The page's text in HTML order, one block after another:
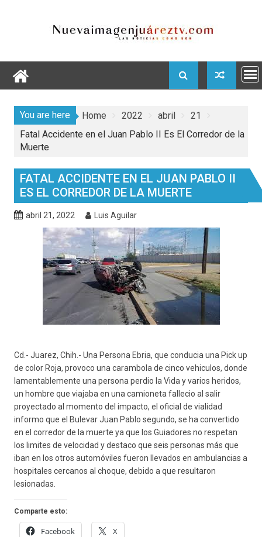
You are here Home 2022 abril
21
Fatal Accidente en el Juan Pablo II Es El Corredor de la
Muerte
FATAL ACCIDENTE EN EL JUAN PABLO II
ES EL CORREDOR DE LA MUERTE
abril 21, 2022 Luis Aguilar
Cd.- Juarez, Chih.- Una Persona Ebria, que conducia una Pick up
de color Roja, provoco una carambola de cinco vehiculos, donde
lamentablemente una persona perdio la Vida y varios heridos,
un hombre que viajaba en una camioneta fallecio al salir
proyectado al momento del impacto, el oficial de vialidad
informo que el Bulevar Juan Pablo segundo, se ha convertido
en el corredor de la muerte ya que los Guiadores no respetan
los limites de velocidad y destaco que seis personas más que
iban en los otros automóviles fueron llevados en ambulancias a
hospitales cercanos al choque, debido a que resultaron
lesionadas.
Comparte esto:
Facebook X